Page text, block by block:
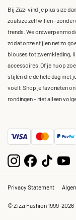
Bij Zizzi vind je plus size
zoals ze zelf willen –
trends. We ontwerpen
zodat onze stijlen net zo
blouses tot zwemkleding,
accessoires. Of je nu op
stijlen die de hele dag met
voelt. Shop je favorieten
rondingen – niet alleen
Privacy Statement
© Zizzi Fashion 1999-2026